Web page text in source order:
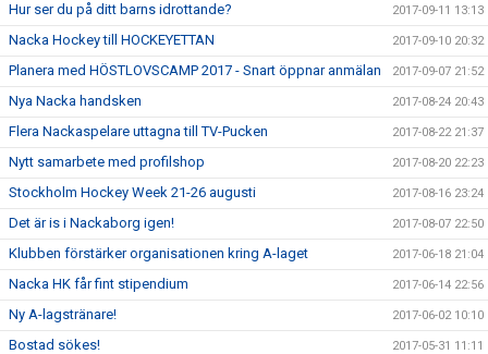
Hur ser du på ditt barns idrottande? 2017-09-11 13:13
Nacka Hockey till HOCKEYETTAN 2017-09-10 20:32
Planera med HÖSTLOVSCAMP 2017 - Snart öppnar anmälan 2017-09-07 21:52
Nya Nacka handsken 2017-08-24 20:43
Flera Nackaspelare uttagna till TV-Pucken 2017-08-22 21:37
Nytt samarbete med profilshop 2017-08-20 22:23
Stockholm Hockey Week 21-26 augusti 2017-08-16 23:24
Det är is i Nackaborg igen! 2017-08-07 22:50
Klubben förstärker organisationen kring A-laget 2017-06-18 21:04
Nacka HK får fint stipendium 2017-06-14 22:56
Ny A-lagstränare! 2017-06-02 10:10
Bostad sökes! 2017-05-31 11:11